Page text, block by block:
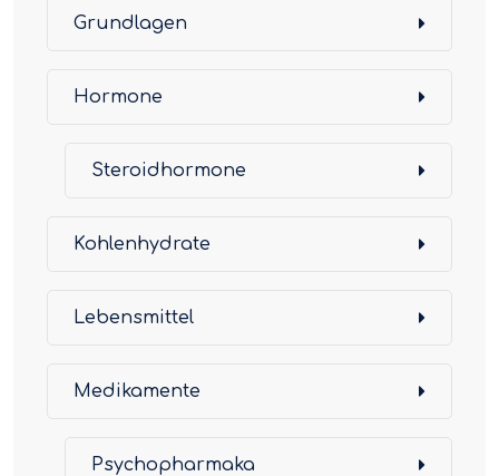
Grundlagen
Hormone
Steroidhormone
Kohlenhydrate
Lebensmittel
Medikamente
Psychopharmaka